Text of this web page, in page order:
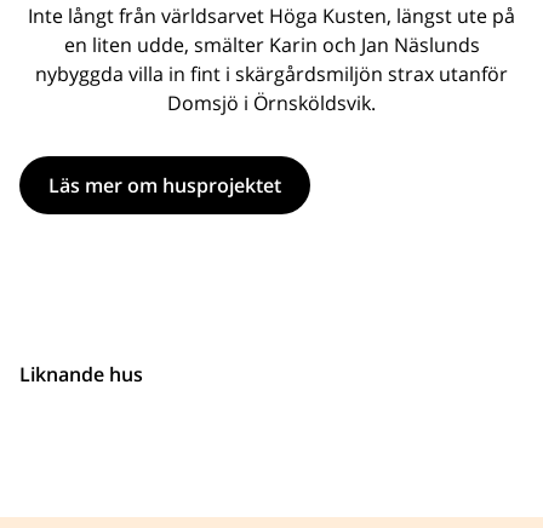
Inte långt från världsarvet Höga Kusten, längst ute på
en liten udde, smälter Karin och Jan Näslunds
nybyggda villa in fint i skärgårdsmiljön strax utanför
Domsjö i Örnsköldsvik.
Läs mer om husprojektet
Liknande hus